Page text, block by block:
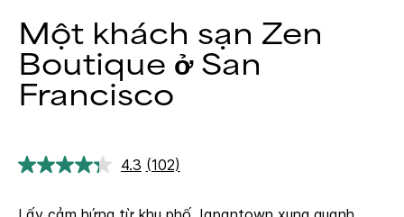
Một khách sạn Zen
Boutique ở San
Francisco
4.3 Đọc
(102)